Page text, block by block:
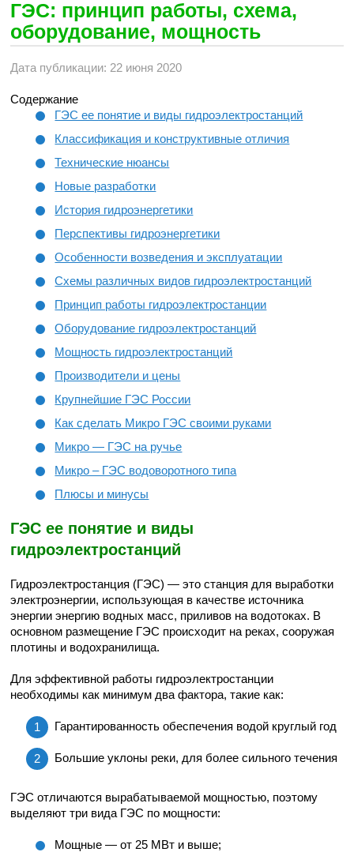
ГЭС: принцип работы, схема,
оборудование, мощность
Дата публикации: 22 июня 2020
Содержание
ГЭС ее понятие и виды гидроэлектростанций
Классификация и конструктивные отличия
Технические нюансы
Новые разработки
История гидроэнергетики
Перспективы гидроэнергетики
Особенности возведения и эксплуатации
Схемы различных видов гидроэлектростанций
Принцип работы гидроэлектростанции
Оборудование гидроэлектростанций
Мощность гидроэлектростанций
Производители и цены
Крупнейшие ГЭС России
Как сделать Микро ГЭС своими руками
Микро — ГЭС на ручье
Микро – ГЭС водоворотного типа
Плюсы и минусы
ГЭС ее понятие и виды
гидроэлектростанций
Гидроэлектростанция (ГЭС) — это станция для выработки
электроэнергии, использующая в качестве источника
энергии энергию водных масс, приливов на водотоках. В
основном размещение ГЭС происходит на реках, сооружая
плотины и водохранилища.
Для эффективной работы гидроэлектростанции
необходимы как минимум два фактора, такие как:
Гарантированность обеспечения водой круглый год
Большие уклоны реки, для более сильного течения
ГЭС отличаются вырабатываемой мощностью, поэтому
выделяют три вида ГЭС по мощности:
Мощные — от 25 МВт и выше;